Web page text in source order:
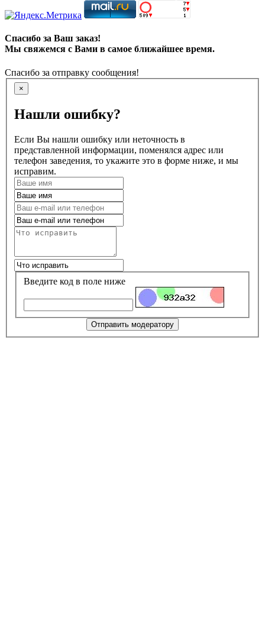
Спасибо за Ваш заказ!
Мы свяжемся с Вами в самое ближайшее время.
Спасибо за отправку сообщения!
×
Нашли ошибку?
Если Вы нашли ошибку или неточность в
представленной информации, поменялся адрес или
телефон заведения, то укажите это в форме ниже, и мы
исправим.
Введите код в поле ниже
Отправить модератору